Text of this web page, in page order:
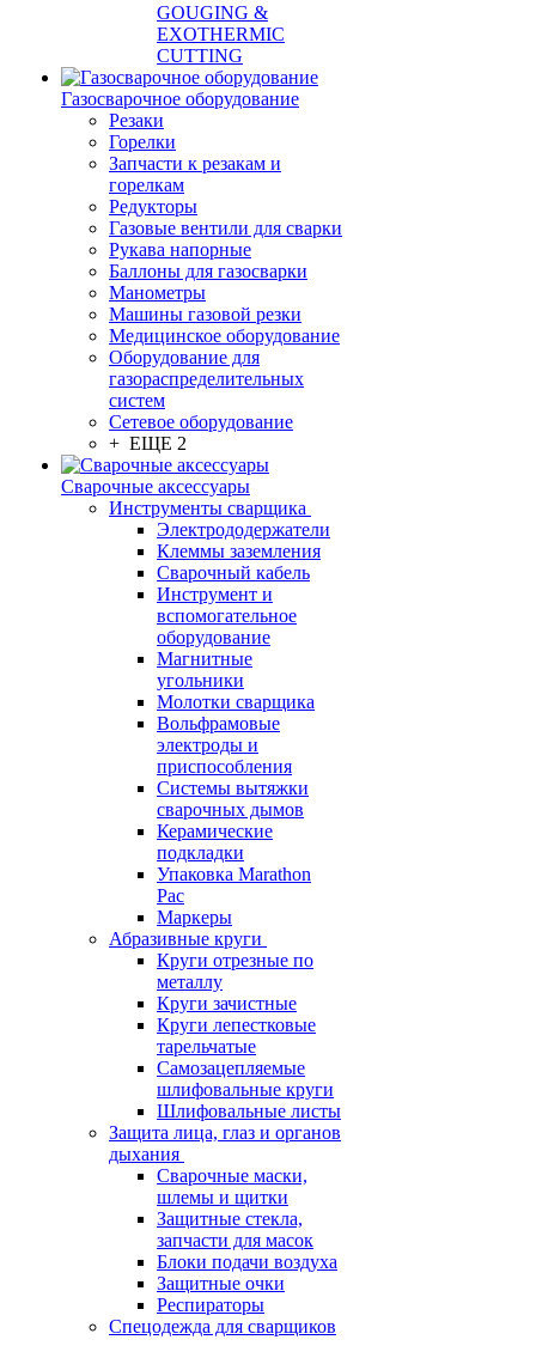
GOUGING &
EXOTHERMIC
CUTTING
Газосварочное оборудование
Резаки
Горелки
Запчасти к резакам и
горелкам
Редукторы
Газовые вентили для сварки
Рукава напорные
Баллоны для газосварки
Манометры
Машины газовой резки
Медицинское оборудование
Оборудование для
газораспределительных
систем
Сетевое оборудование
+ ЕЩЕ 2
Сварочные аксессуары
Инструменты сварщика
Электрододержатели
Клеммы заземления
Сварочный кабель
Инструмент и
вспомогательное
оборудование
Магнитные
угольники
Молотки сварщика
Вольфрамовые
электроды и
приспособления
Системы вытяжки
сварочных дымов
Керамические
подкладки
Упаковка Marathon
Pac
Маркеры
Абразивные круги
Круги отрезные по
металлу
Круги зачистные
Круги лепестковые
тарельчатые
Самозацепляемые
шлифовальные круги
Шлифовальные листы
Защита лица, глаз и органов
дыхания
Сварочные маски,
шлемы и щитки
Защитные стекла,
запчасти для масок
Блоки подачи воздуха
Защитные очки
Респираторы
Спецодежда для сварщиков